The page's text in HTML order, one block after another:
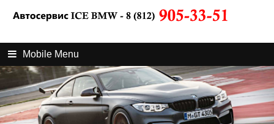
Mobile Menu